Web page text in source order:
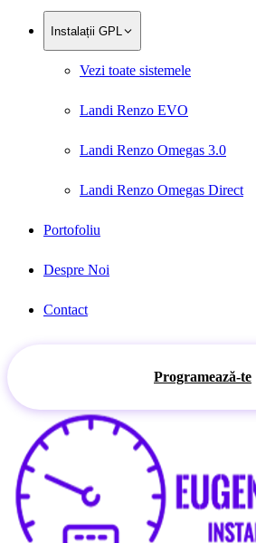
Instalații GPL
Vezi toate sistemele
Landi Renzo EVO
Landi Renzo Omegas 3.0
Landi Renzo Omegas Direct
Portofoliu
Despre Noi
Contact
Programează-te